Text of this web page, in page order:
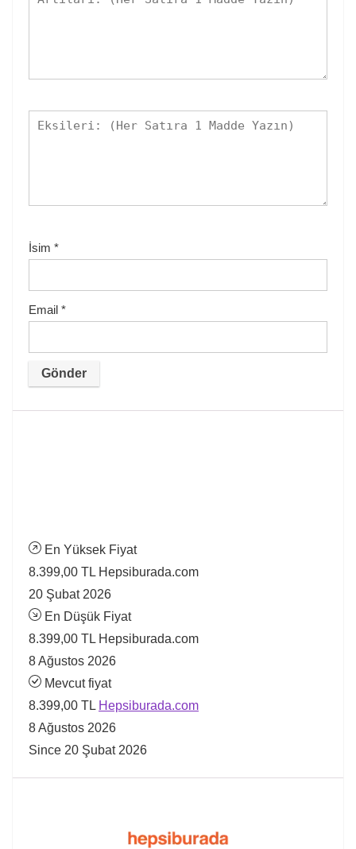
İsim *
Email *
En Yüksek Fiyat
8.399,00 TL Hepsiburada.com
20 Şubat 2026
En Düşük Fiyat
8.399,00 TL Hepsiburada.com
8 Ağustos 2026
Mevcut fiyat
8.399,00 TL Hepsiburada.com
8 Ağustos 2026
Since 20 Şubat 2026